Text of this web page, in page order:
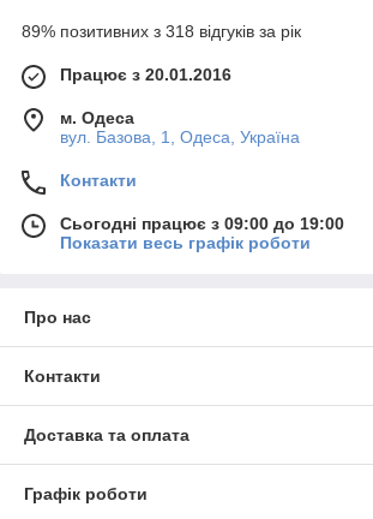
89% позитивних з 318 відгуків за рік
Працює з 20.01.2016
м. Одеса
вул. Базова, 1, Одеса, Україна
Контакти
Сьогодні працює з 09:00 до 19:00
Показати весь графік роботи
Про нас
Контакти
Доставка та оплата
Графік роботи